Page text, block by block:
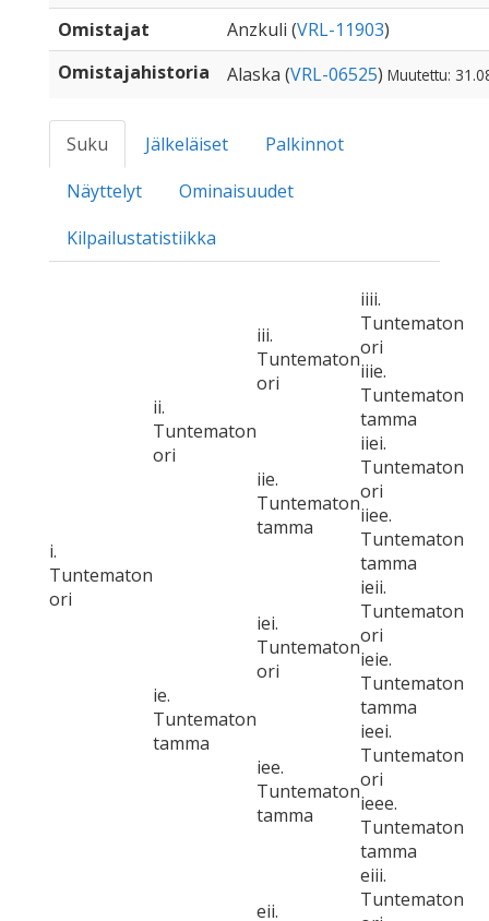
Omistajat
Anzkuli (VRL-11903)
Omistajahistoria
Alaska (VRL-06525) Muutettu:
Suku Jälkeläiset
Palkinnot
Näyttelyt
Ominaisuudet
Kilpailustatistiikka
i.
Tuntematon
ori
ii.
Tuntematon
ori
iii.
Tuntematon
ori
iiii.
Tuntematon
ori
iiie.
Tuntematon
tamma
iie.
Tuntematon
tamma
iiei.
Tuntematon
ori
iiee.
Tuntematon
tamma
ie.
Tuntematon
tamma
iei.
Tuntematon
ori
ieii.
Tuntematon
ori
ieie.
Tuntematon
tamma
iee.
Tuntematon
tamma
ieei.
Tuntematon
ori
ieee.
Tuntematon
tamma
eii.
eiii.
Tuntematon